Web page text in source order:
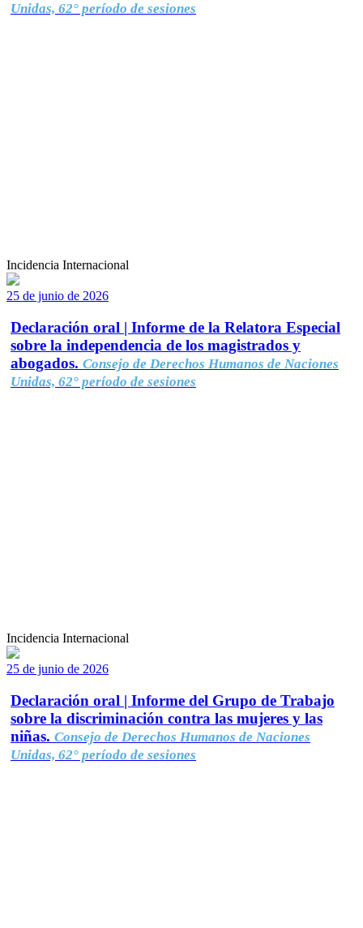
Unidas, 62° período de sesiones
Incidencia Internacional
25 de junio de 2026
Declaración oral | Informe de la Relatora Especial
sobre la independencia de los magistrados y
abogados. Consejo de Derechos Humanos de Naciones
Unidas, 62° período de sesiones
Incidencia Internacional
25 de junio de 2026
Declaración oral | Informe del Grupo de Trabajo
sobre la discriminación contra las mujeres y las
niñas. Consejo de Derechos Humanos de Naciones
Unidas, 62° período de sesiones